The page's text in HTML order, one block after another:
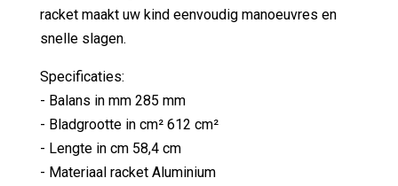
racket maakt uw kind eenvoudig manoeuvres en
snelle slagen.
Specificaties:
- Balans in mm 285 mm
- Bladgrootte in cm² 612 cm²
- Lengte in cm 58,4 cm
- Materiaal racket Aluminium